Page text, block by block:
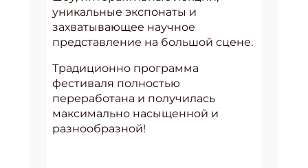
уникальные экспонаты и
захватывающее научное
представление на большой сцене.
Традиционно программа
фестиваля полностью
переработана и получилась
максимально насыщенной и
разнообразной!